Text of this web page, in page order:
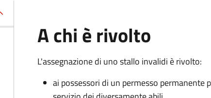
A chi è rivolto
L'assegnazione di uno stallo invalidi è rivolto:
ai possessori di un permesso permanente